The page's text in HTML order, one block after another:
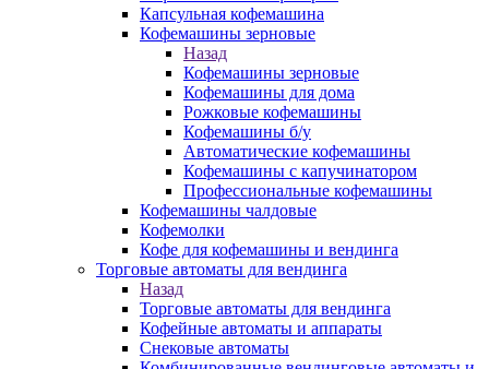
Капсульная кофемашина
Кофемашины зерновые
Назад
Кофемашины зерновые
Кофемашины для дома
Рожковые кофемашины
Кофемашины б/у
Автоматические кофемашины
Кофемашины с капучинатором
Профессиональные кофемашины
Кофемашины чалдовые
Кофемолки
Кофе для кофемашины и вендинга
Торговые автоматы для вендинга
Назад
Торговые автоматы для вендинга
Кофейные автоматы и аппараты
Снековые автоматы